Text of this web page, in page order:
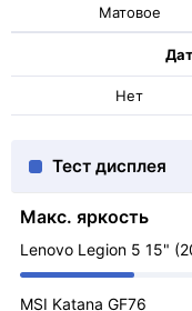
Матовое
Нет
Тест дисплея
Макс. яркость
Lenovo Legion 5 15"
MSI Katana GF76